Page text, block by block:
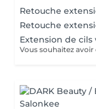
Retouche
Retouche
Extension de cils